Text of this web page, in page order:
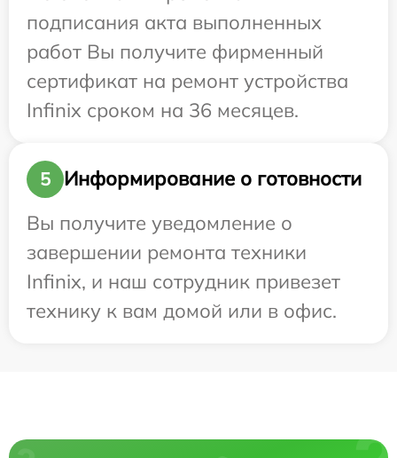
подписания акта выполненных
работ Вы получите фирменный
сертификат на ремонт устройства
Infinix сроком на 36 месяцев.
5
Информирование о готовности
Вы получите уведомление о
завершении ремонта техники
Infinix, и наш сотрудник привезет
технику к вам домой или в офис.